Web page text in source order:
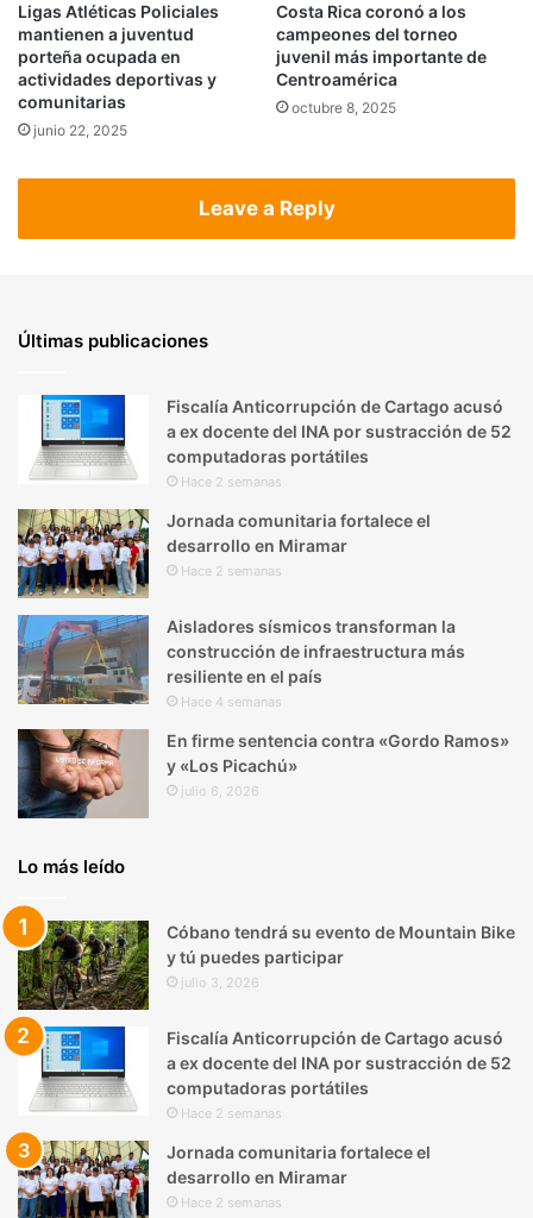
Ligas Atléticas Policiales
mantienen a juventud
porteña ocupada en
actividades deportivas y
comunitarias
junio 22, 2025
Costa Rica coronó a los
campeones del torneo
juvenil más importante de
Centroamérica
octubre 8, 2025
Leave a Reply
Últimas publicaciones
Fiscalía Anticorrupción de Cartago acusó
a ex docente del INA por sustracción de 52
computadoras portátiles
Hace 2 semanas
Jornada comunitaria fortalece el
desarrollo en Miramar
Hace 2 semanas
Aisladores sísmicos transforman la
construcción de infraestructura más
resiliente en el país
Hace 4 semanas
En firme sentencia contra «Gordo Ramos»
y «Los Picachú»
julio 6, 2026
Lo más leído
Cóbano tendrá su evento de Mountain Bike
y tú puedes participar
julio 3, 2026
Fiscalía Anticorrupción de Cartago acusó
a ex docente del INA por sustracción de 52
computadoras portátiles
Hace 2 semanas
Jornada comunitaria fortalece el
desarrollo en Miramar
Hace 2 semanas